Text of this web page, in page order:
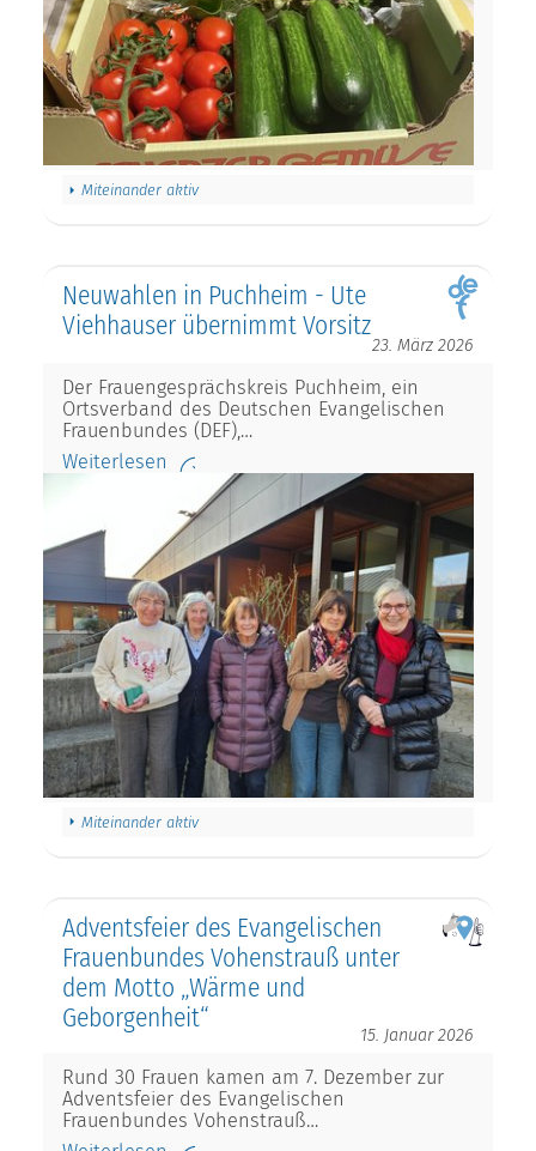
Miteinander aktiv
Neuwahlen in Puchheim - Ute
Viehhauser übernimmt Vorsitz
23. März 2026
Der Frauengesprächskreis Puchheim, ein
Ortsverband des Deutschen Evangelischen
Frauenbundes (DEF),…
Weiterlesen
Miteinander aktiv
Adventsfeier des Evangelischen
Frauenbundes Vohenstrauß unter
dem Motto „Wärme und
Geborgenheit“
15. Januar 2026
Rund 30 Frauen kamen am 7. Dezember zur
Adventsfeier des Evangelischen
Frauenbundes Vohenstrauß…